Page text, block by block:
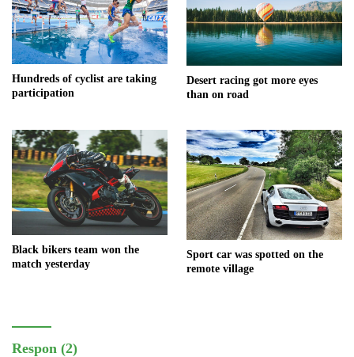
Hundreds of cyclist are taking
participation
Desert racing got more eyes
than on road
Black bikers team won the
match yesterday
Sport car was spotted on the
remote village
Respon (2)